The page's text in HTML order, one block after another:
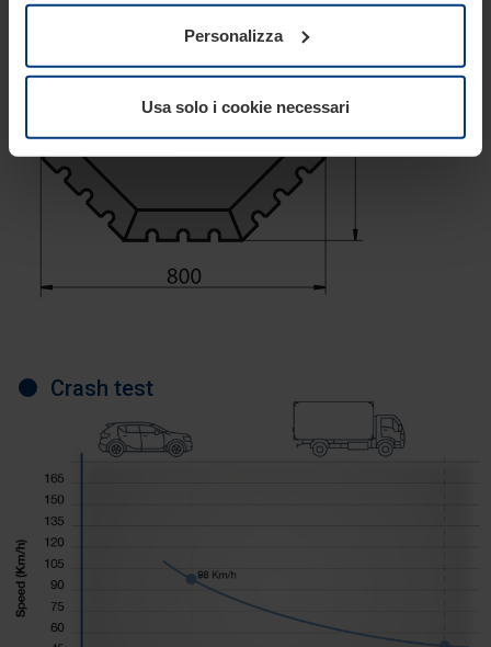
sito. Per tutti gli altri tipi di cookie, necessitiamo del Suo
consenso. Lei ha comunque facoltà di modificare o
Personalizza
Usa solo i cookie necessari
Crash test